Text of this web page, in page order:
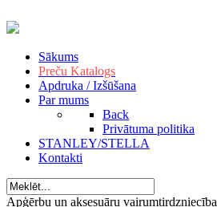
Sākums
Preču Katalogs
Apdruka / Izšūšana
Par mums
Back
Privātuma politika
STANLEY/STELLA
Kontakti
Apģērbu un aksesuāru vairumtirdzniecība